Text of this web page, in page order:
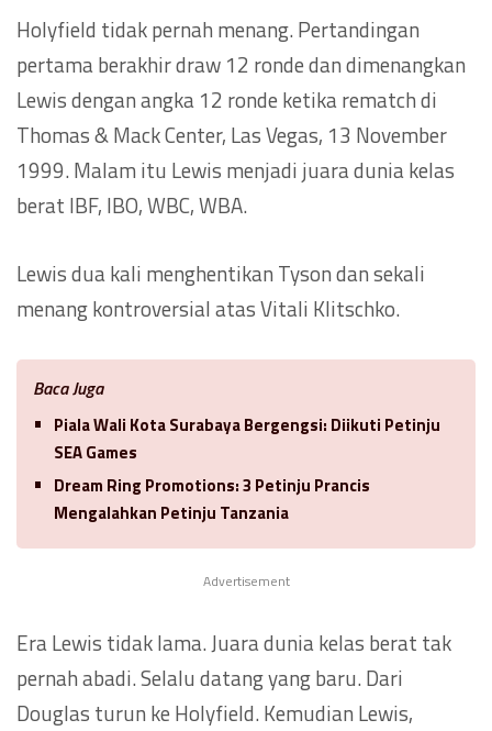
Holyfield tidak pernah menang. Pertandingan
pertama berakhir draw 12 ronde dan dimenangkan
Lewis dengan angka 12 ronde ketika rematch di
Thomas & Mack Center, Las Vegas, 13 November
1999. Malam itu Lewis menjadi juara dunia kelas
berat IBF, IBO, WBC, WBA.
Lewis dua kali menghentikan Tyson dan sekali
menang kontroversial atas Vitali Klitschko.
Baca Juga
Piala Wali Kota Surabaya Bergengsi: Diikuti Petinju
SEA Games
Dream Ring Promotions: 3 Petinju Prancis
Mengalahkan Petinju Tanzania
Advertisement
Era Lewis tidak lama. Juara dunia kelas berat tak
pernah abadi. Selalu datang yang baru. Dari
Douglas turun ke Holyfield. Kemudian Lewis,